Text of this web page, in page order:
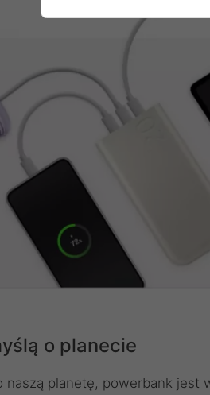
o planecie
planetę, powerbank jest